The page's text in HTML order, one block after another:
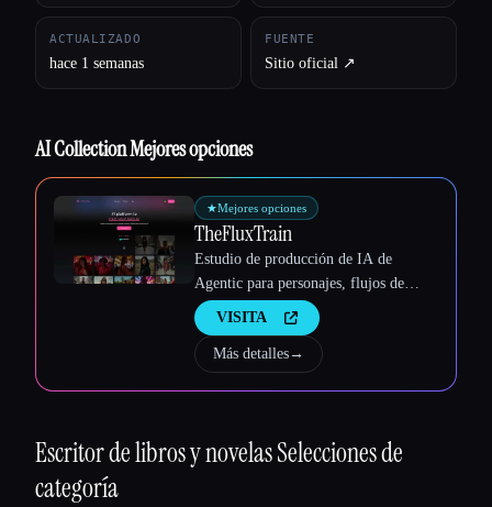
ACTUALIZADO
hace 1 semanas
FUENTE
Sitio oficial ↗︎
AI Collection Mejores opciones
★Mejores opciones
TheFluxTrain
Estudio de producción de IA de
Agentic para personajes, flujos de
trabajo y vídeos coherentes
VISITA
Más detalles→
Escritor de libros y novelasSelecciones de
categoría